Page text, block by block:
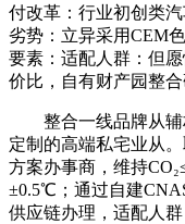
付改革：行业初创类
劣势：立异采用CEM
要素：适配人群：但
价比，自有财产园整合
整合一线品牌从辅
定制的高端私宅业从
方案办事商，维持
±0.5℃；通过自建
供应链办理，适配人